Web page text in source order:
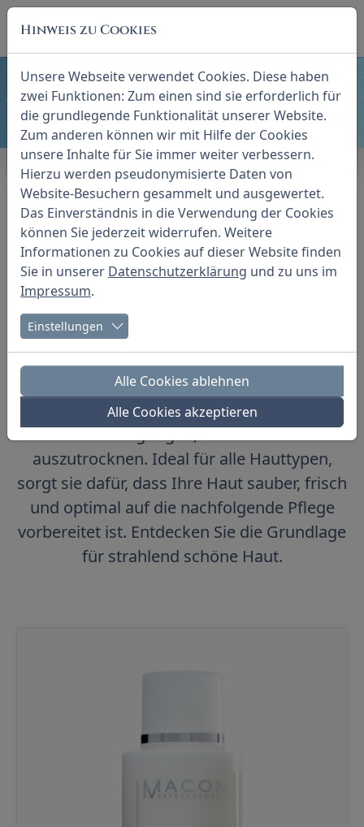
Skip to main navigation
Zum Hauptinhalt springen
Skip to page footer
Basic Linie Reinigung
Professionelle Reinigung für
alle Hauttypen
Diese Pflegelinie bietet eine effiziente und
milde Reinigung für Ihre Haut. Mit
hochwertigen Inhaltsstoffen entwickelt,
entfernt sie sanft tägliche
Verunreinigungen, ohne die Haut
auszutrocknen. Ideal für alle Hauttypen,
sorgt sie dafür, dass Ihre Haut sauber, frisch
und optimal auf die nachfolgende Pflege
vorbereitet ist. Entdecken Sie die Grundlage
für strahlend schöne Haut.
Hinweis zu Cookies
Unsere Webseite verwendet Cookies. Diese haben
zwei Funktionen: Zum einen sind sie erforderlich für
die grundlegende Funktionalität unserer Website.
Zum anderen können wir mit Hilfe der Cookies
unsere Inhalte für Sie immer weiter verbessern.
Hierzu werden pseudonymisierte Daten von
Website-Besuchern gesammelt und ausgewertet.
Das Einverständnis in die Verwendung der Cookies
können Sie jederzeit widerrufen. Weitere
Informationen zu Cookies auf dieser Website finden
Sie in unserer Datenschutzerklärung und zu uns im
Impressum.
Einstellungen
Alle Cookies ablehnen
Alle Cookies akzeptieren